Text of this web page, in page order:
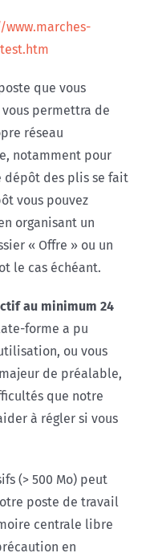
que vous
permettra de
réseau
notamment pour
dépôt des plis se fait
vous pouvez
organisant un
« Offre » ou un
le cas échéant.
au minimum 24
forme a pu
ou vous
de préalable,
que notre
à régler si vous
(> 500 Mo) peut
poste de travail
centrale libre
en